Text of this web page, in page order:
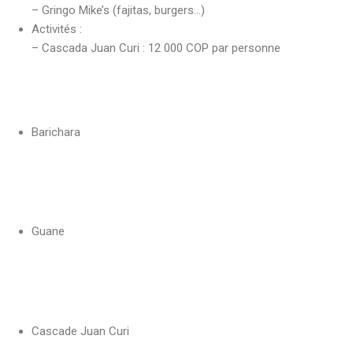
– Gringo Mike’s (fajitas, burgers…)
Activités :
– Cascada Juan Curi : 12 000 COP par personne
Barichara
Guane
Cascade Juan Curi